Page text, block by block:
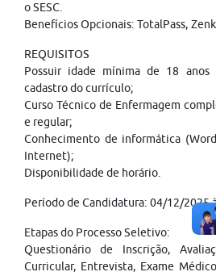
o SESC.
Benefícios Opcionais: TotalPass,
REQUISITOS
Possuir idade mínima de 18
cadastro do currículo;
Curso Técnico de Enfermagem
e regular;
Conhecimento de informática
Internet);
Disponibilidade de horário.
Período de Candidatura: 04/12/2025
Etapas do Processo Seletivo:
Questionário de Inscrição,
Curricular, Entrevista, Exame